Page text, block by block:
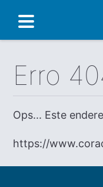
Erro
Ops... Este
https://